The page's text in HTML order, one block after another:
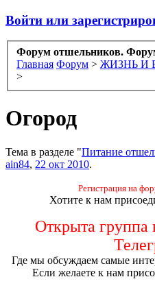
Войти или
Форум отшельников.
Главная Форум > ЖИЗНЬ И
>
Огород
Тема в разделе "Питание
ain84, 22 окт 2010.
Регистрация на
Хотите к нам
Открыта
Где мы обсуждаем самые
Если желаете к нам